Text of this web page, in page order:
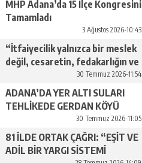
MHP Adana’da 15 İlçe Kongresini
Tamamladı
3 Ağustos 2026-10:43
“İtfaiyecilik yalnızca bir meslek
değil, cesaretin, fedakarlığın ve
insan sevgisinin en güçlü
temsilidir.”
30 Temmuz 2026-11:54
ADANA’DA YER ALTI SULARI
TEHLİKEDE GERDAN KÖYÜ
SANAYİ SUYU CENDERESİNDE
30 Temmuz 2026-11:05
81 İLDE ORTAK ÇAĞRI: “EŞİT VE
ADİL BİR YARGI SİSTEMİ